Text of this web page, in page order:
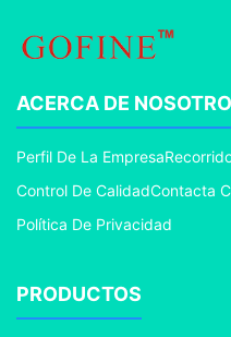
ACERCA DE
Perfil De La Empresa
Control De CalidadContacta
Política De Privacidad
PRODUCTOS